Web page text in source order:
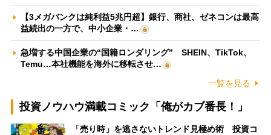
【3メガバンクは純利益5兆円超】銀行、商社、ゼネコンは最高
益続出の一方で、中小企業・…
急増する中国企業の“国籍ロンダリング” SHEIN、TikTok、
Temu…本社機能を海外に移転させ…
一覧を見る
投資ノウハウ満載コミック「俺がカブ番長！」
「売り時」を逃さないトレンド見極め術 投資コ